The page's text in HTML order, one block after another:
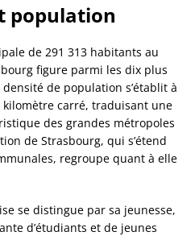
population
de 291 313 habitants au
figure parmi les dix plus
de population s’établit à
carré, traduisant une
des grandes métropoles
de Strasbourg, qui s’étend
regroupe quant à elle
se distingue par sa jeunesse,
d’étudiants et de jeunes